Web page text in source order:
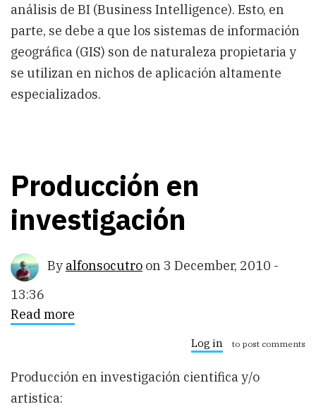
análisis de BI (Business Intelligence). Esto, en
parte, se debe a que los sistemas de información
geográfica (GIS) son de naturaleza propietaria y
se utilizan en nichos de aplicación altamente
especializados.
Producción en
investigación
By alfonsocutro on 3 December, 2010 -
13:36
Read more
Log in to post comments
Producción en investigación cientifica y/o
artistica: